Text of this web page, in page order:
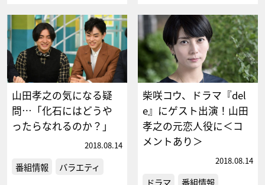
山田孝之の気になる疑
問…「化石にはどうや
ったらなれるのか？」
2018.08.14
番組情報 バラエティ
柴咲コウ、ドラマ『del
e』にゲスト出演！山田
孝之の元恋人役に＜コ
メントあり＞
2018.08.14
ドラマ 番組情報